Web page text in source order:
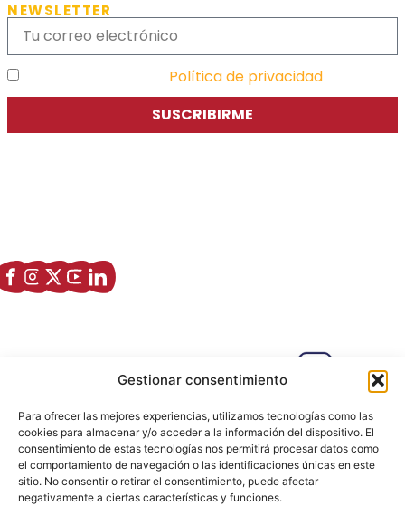
Gestionar consentimiento
Para ofrecer las mejores experiencias, utilizamos tecnologías como las
cookies para almacenar y/o acceder a la información del dispositivo. El
consentimiento de estas tecnologías nos permitirá procesar datos como
el comportamiento de navegación o las identificaciones únicas en este
sitio. No consentir o retirar el consentimiento, puede afectar
negativamente a ciertas características y funciones.
NEWSLETTER
Política de privacidad
SUSCRIBIRME
Hiberus Ecosystem Lab 50009 –
633 26 72 64
info@ajezaragoza.com
Aviso legal|Política de privacidad|Política de cookies